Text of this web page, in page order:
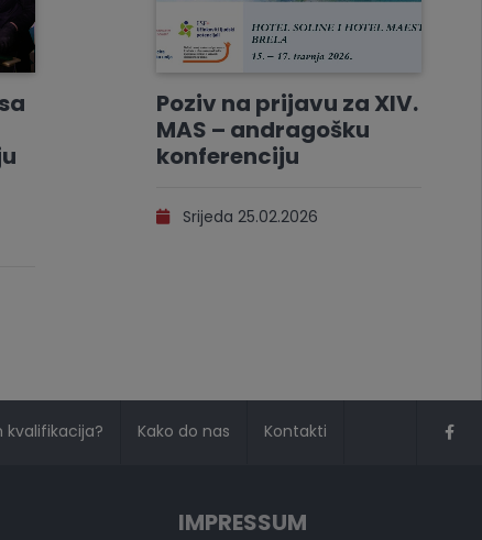
Poziv na prijavu za XIV.
MAS – andragošku
konferenciju
Srijeda 25.02.2026
kvalifikacija? Kako do nas Kontakti
IMPRESSUM